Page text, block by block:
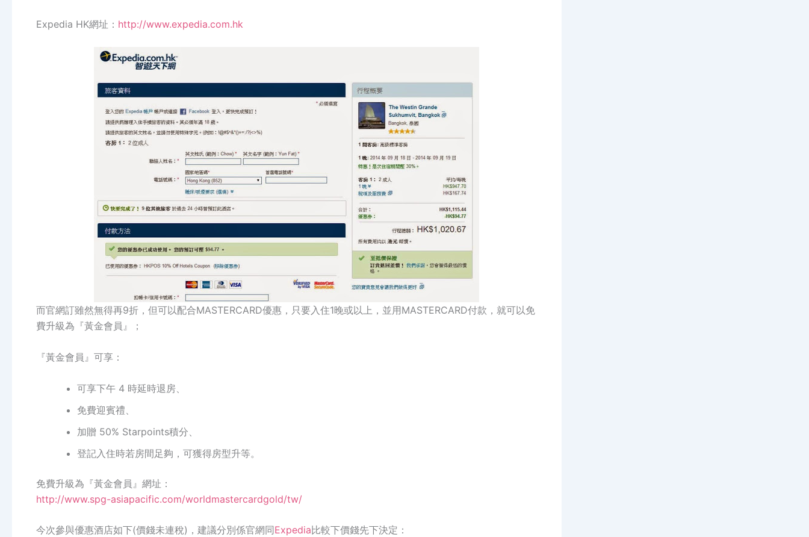
Expedia HK網址： http://www.expedia.com.hk
而官網訂雖然無得再9折，但可以配合MASTERCARD優惠，只要入住1晚或以上，並用MASTERCARD付款，就可以免
費升級為『黃金會員』；
『黃金會員』可享：
可享下午 4 時延時退房、
免費迎賓禮、
加贈 50% Starpoints積分、
登記入住時若房間足夠，可獲得房型升等。
免費升級為『黃金會員』網址：
http://www.spg-asiapacific.com/worldmastercardgold/tw/
今次參與優惠酒店如下(價錢未連稅)，建議分別係官網同Expedia比較下價錢先下決定：